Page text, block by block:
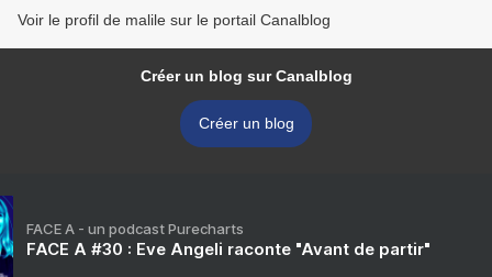
Voir le profil de malile sur le portail Canalblog
Créer un blog sur Canalblog
Créer un blog
FACE A - un podcast Purecharts
FACE A #30 : Eve Angeli raconte "Avant de partir"